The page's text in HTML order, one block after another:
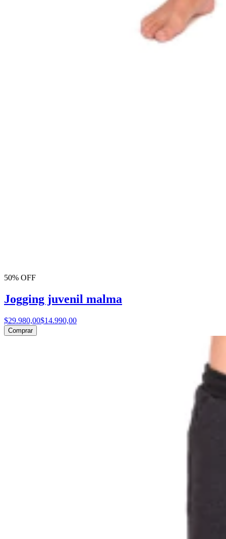
50% OFF
Jogging juvenil malma
$29.980,00$14.990,00
Comprar